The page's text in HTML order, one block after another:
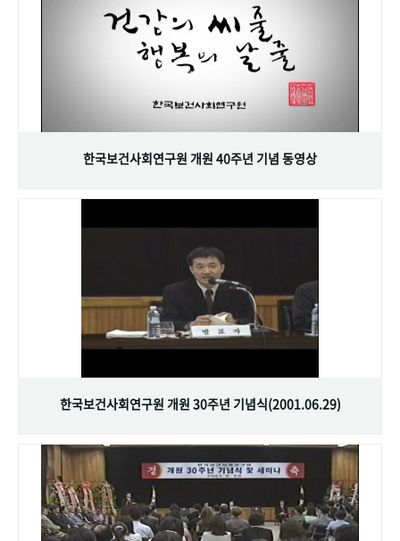
한국보건사회연구원 개원 40주년 기념 동영상
한국보건사회연구원 개원 30주년 기념식(2001.06.29)